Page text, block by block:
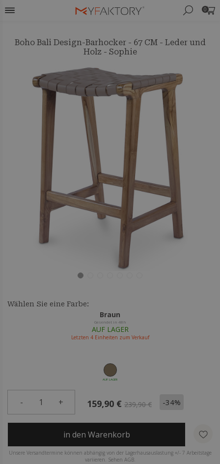
0
Boho Bali Design-Barhocker - 67 CM - Leder und
Holz - Sophie
Wählen Sie eine Farbe:
Braun
Gesendet in 48h
AUF LAGER
Letzten 4Einheiten zum Verkauf
AUF LAGER
- 1 + 159,90 € 239,90 € -34%
in den Warenkorb
Unsere Versandtermine können abhängig von der Lagerhausauslastung +/- 7 Arbeitstage
variieren. Sehen AGB.